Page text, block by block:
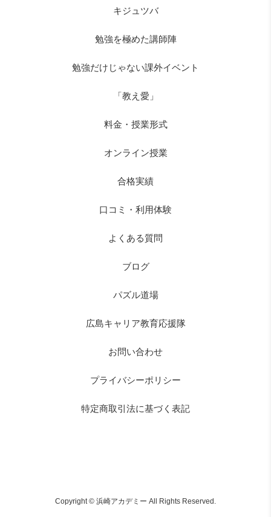
キジュツバ
勉強を極めた講師陣
勉強だけじゃない課外イベント
「教え愛」
料金・授業形式
オンライン授業
合格実績
口コミ・利用体験
よくある質問
ブログ
パズル道場
広島キャリア教育応援隊
お問い合わせ
プライバシーポリシー
特定商取引法に基づく表記
Copyright © 浜崎アカデミー All Rights Reserved.